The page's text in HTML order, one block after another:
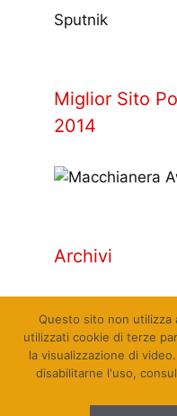
Sputnik
Miglior Sito
2014
Archivi
Questo sito non utilizza
utilizzati cookie di terze
la visualizzazione di
disabilitarne l'uso,